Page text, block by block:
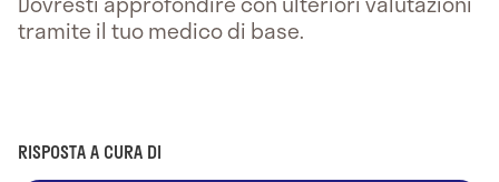
tramite il tuo medico di base.
RISPOSTA A CURA DI